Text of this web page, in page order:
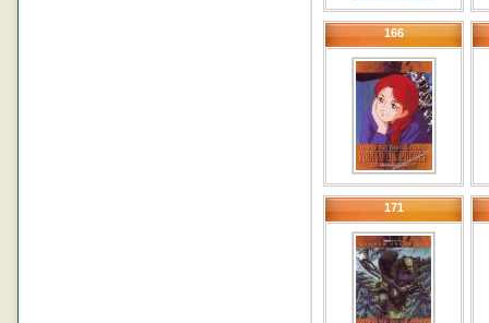
166
171